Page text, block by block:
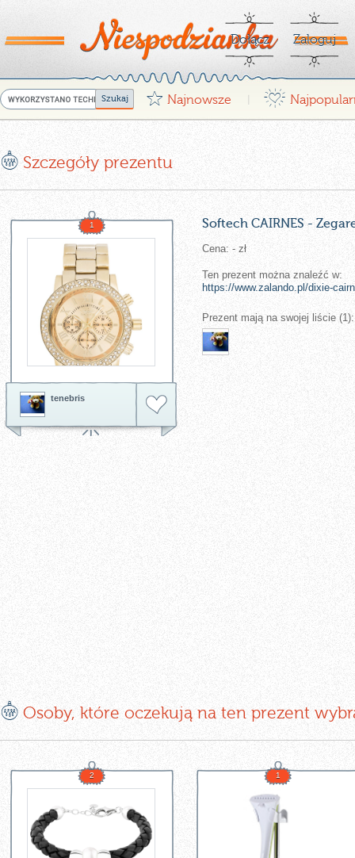
Dołącz Zaloguj
G Najnowsze ¤
E Szczegóły prezentu
1
tenebris
Softech CAIRNES -
Cena: - zł
Ten prezent można znaleźć w:
https://www.zalando.pl/dixie-
Prezent mają na swojej liście (1):
E Osoby, które oczekują na ten prezent
2 1